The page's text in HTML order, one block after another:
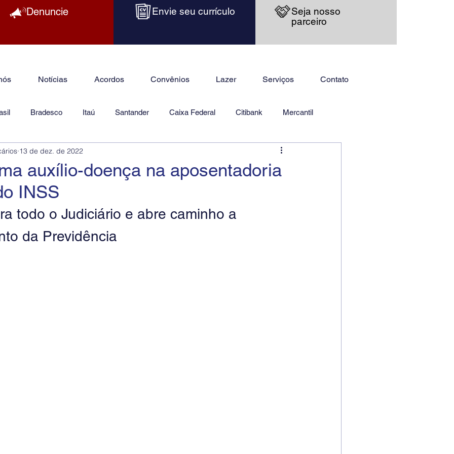
Denuncie Envie seu currículo
Seja nosso
parceiro
Notícias Acordos Convênios Lazer Serviços Contato
Bradesco Itaú Santander Caixa Federal Citibank Mercantil
Jurídico
auxílio-doença na aposentadoria
INSS
13 de dez. de 2022
todo o Judiciário e abre caminho a
da Previdência